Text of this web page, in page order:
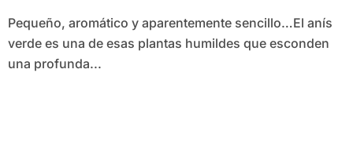
Pequeño, aromático y aparentemente sencillo…El anís
verde es una de esas plantas humildes que esconden
una profunda...